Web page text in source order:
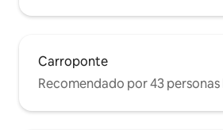
Carroponte
Recomendado por 43